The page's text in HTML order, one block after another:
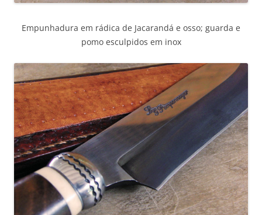
Empunhadura em rádica de Jacarandá e osso; guarda e
pomo esculpidos em inox